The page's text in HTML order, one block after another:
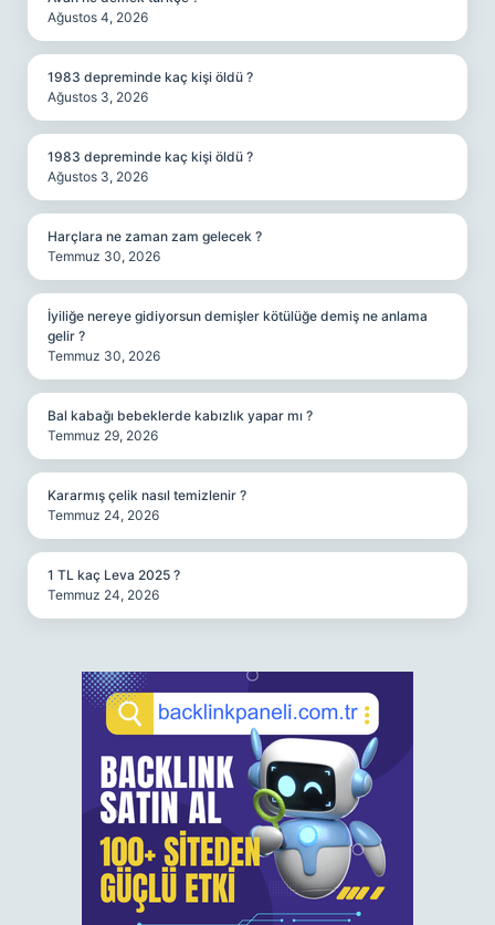
Ağustos 4, 2026
1983 depreminde kaç kişi öldü ?
Ağustos 3, 2026
1983 depreminde kaç kişi öldü ?
Ağustos 3, 2026
Harçlara ne zaman zam gelecek ?
Temmuz 30, 2026
İyiliğe nereye gidiyorsun demişler kötülüğe demiş ne anlama
gelir ?
Temmuz 30, 2026
Bal kabağı bebeklerde kabızlık yapar mı ?
Temmuz 29, 2026
Kararmış çelik nasıl temizlenir ?
Temmuz 24, 2026
1 TL kaç Leva 2025 ?
Temmuz 24, 2026